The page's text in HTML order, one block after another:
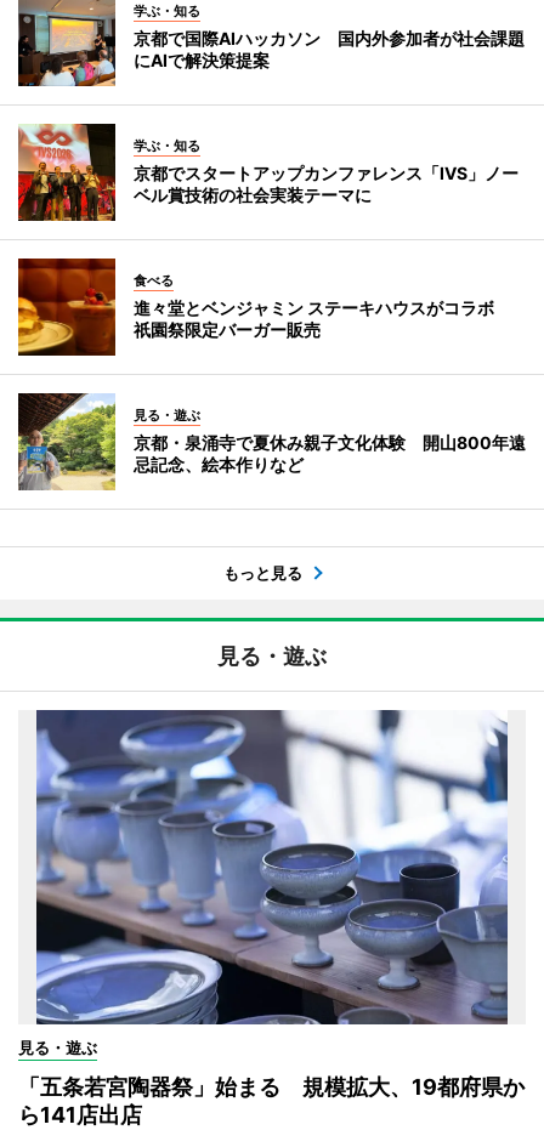
学ぶ・知る
京都で国際AIハッカソン 国内外参加者が社会課題
にAIで解決策提案
学ぶ・知る
京都でスタートアップカンファレンス「IVS」ノー
ベル賞技術の社会実装テーマに
食べる
進々堂とベンジャミン ステーキハウスがコラボ
祇園祭限定バーガー販売
見る・遊ぶ
京都・泉涌寺で夏休み親子文化体験 開山800年遠
忌記念、絵本作りなど
もっと見る
見る・遊ぶ
見る・遊ぶ
「五条若宮陶器祭」始まる 規模拡大、19都府県か
ら141店出店